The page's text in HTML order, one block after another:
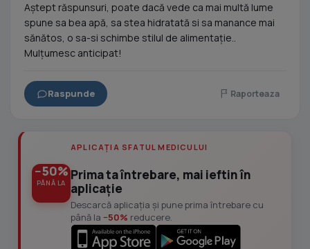
Aștept răspunsuri, poate dacă vede ca mai multă lume
spune sa bea apă, sa stea hidratată si sa manance mai
sănătos, o sa-si schimbe stilul de alimentație..
Mulțumesc anticipat!
Raspunde Raporteaza
−50%
PÂNĂ LA
APLICAȚIA SFATUL MEDICULUI
Prima ta întrebare, mai ieftin în
aplicație
Descarcă aplicația și pune prima întrebare cu
până la −50% reducere.